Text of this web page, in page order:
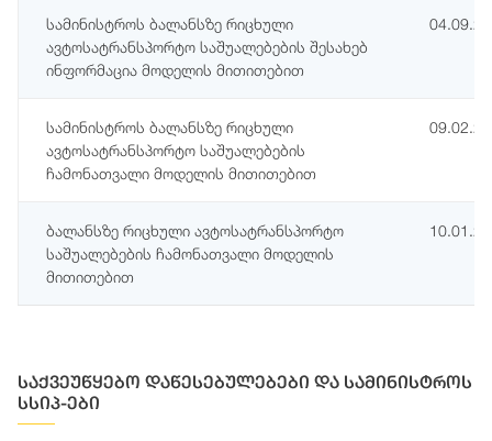
სამინისტროს ბალანსზე რიცხული
ავტოსატრანსპორტო საშუალებების შესახებ
ინფორმაცია მოდელის მითითებით
სამინისტროს ბალანსზე რიცხული
ავტოსატრანსპორტო საშუალებების
ჩამონათვალი მოდელის მითითებით
ბალანსზე რიცხული ავტოსატრანსპორტო
საშუალებების ჩამონათვალი მოდელის
მითითებით
საქვეუწყებო დაწესებულებები და სამინისტროს
სსიპ-ები